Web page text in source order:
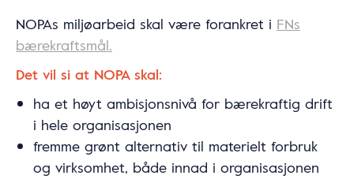
NOPAs miljøarbeid skal være forankret i FNs
bærekraftsmål.
Det vil si at NOPA skal:
ha et høyt ambisjonsnivå for bærekraftig drift
i hele organisasjonen
fremme grønt alternativ til materielt forbruk
og virksomhet, både innad i organisasjonen